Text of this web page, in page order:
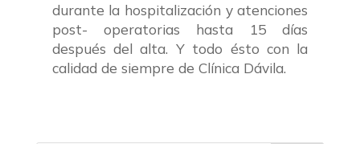
durante la hospitalización y atenciones
post- operatorias hasta 15 días
después del alta. Y todo ésto con la
calidad de siempre de Clínica Dávila.